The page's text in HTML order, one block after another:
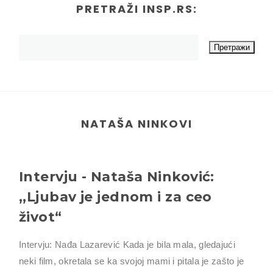
PRETRAŽI INSP.RS:
NATAŠA NINKOVI
Intervju - Nataša Ninković:
,,Ljubav je jednom i za ceo
život“
Intervju: Nađa Lazarević Kada je bila mala, gledajući
neki film, okretala se ka svojoj mami i pitala je zašto je